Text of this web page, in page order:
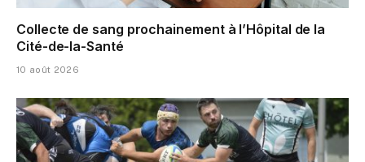
Collecte de sang prochainement à l’Hôpital de la
Cité-de-la-Santé
10 août 2026